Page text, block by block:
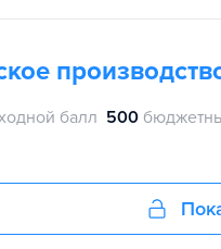
балл 500